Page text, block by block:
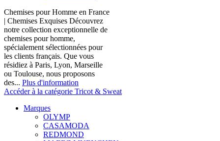
Chemises pour Homme en France
| Chemises Exquises Découvrez
notre collection exceptionnelle de
chemises pour homme,
spécialement sélectionnées pour
les clients français. Que vous
résidiez à Paris, Lyon, Marseille
ou Toulouse, nous proposons
des... Plus d'information
Accéder à la catégorie Tricot & Sweat
Marques
OLYMP
CASAMODA
REDMOND